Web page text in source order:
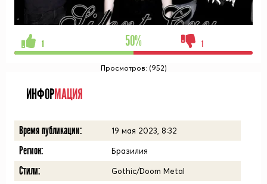
1 50% 1
Просмотров: (952)
ИНФОРМАЦИЯ
Время публикации: 19 мая 2023, 8:32
Регион: Бразилия
Стили: Gothic/Doom Metal